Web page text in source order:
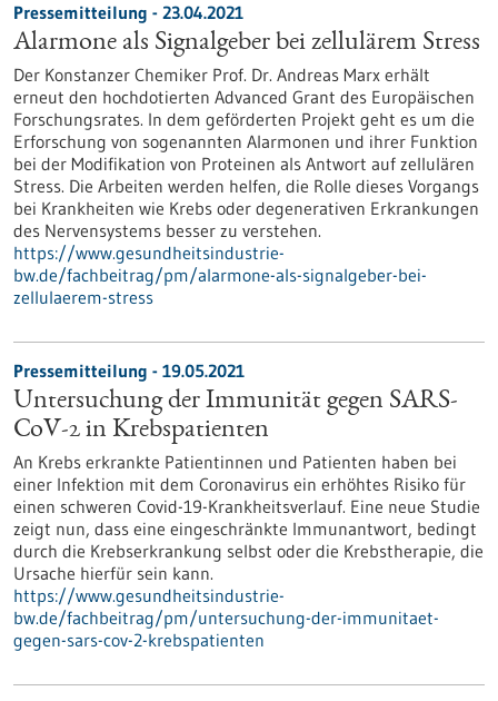
Pressemitteilung - 23.04.2021
Alarmone als Signalgeber bei zellulärem Stress
Der Konstanzer Chemiker Prof. Dr. Andreas Marx erhält
erneut den hochdotierten Advanced Grant des Europäischen
Forschungsrates. In dem geförderten Projekt geht es um die
Erforschung von sogenannten Alarmonen und ihrer Funktion
bei der Modifikation von Proteinen als Antwort auf zellulären
Stress. Die Arbeiten werden helfen, die Rolle dieses Vorgangs
bei Krankheiten wie Krebs oder degenerativen Erkrankungen
des Nervensystems besser zu verstehen.
https://www.gesundheitsindustrie-
bw.de/fachbeitrag/pm/alarmone-als-signalgeber-bei-
zellulaerem-stress
Pressemitteilung - 19.05.2021
Untersuchung der Immunität gegen SARS-
CoV-2 in Krebspatienten
An Krebs erkrankte Patientinnen und Patienten haben bei
einer Infektion mit dem Coronavirus ein erhöhtes Risiko für
einen schweren Covid-19-Krankheitsverlauf. Eine neue Studie
zeigt nun, dass eine eingeschränkte Immunantwort, bedingt
durch die Krebserkrankung selbst oder die Krebstherapie, die
Ursache hierfür sein kann.
https://www.gesundheitsindustrie-
bw.de/fachbeitrag/pm/untersuchung-der-immunitaet-
gegen-sars-cov-2-krebspatienten